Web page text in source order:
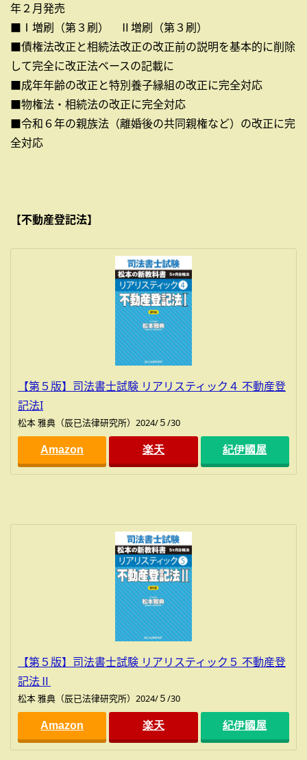
年２月発売
■Ⅰ増刷（第３刷） Ⅱ増刷（第３刷）
■債権法改正と相続法改正の改正前の説明を基本的に削除
して完全に改正法ベースの記載に
■成年年齢の改正と特別養子縁組の改正に完全対応
■物権法・相続法の改正に完全対応
■令和６年の親族法（離婚後の共同親権など）の改正に完
全対応
【不動産登記法】
【第５版】司法書士試験 リアリスティック４ 不動産登
記法I
松本 雅典（辰已法律研究所）2024/５/30
Amazon 楽天 紀伊國屋
【第５版】司法書士試験 リアリスティック５ 不動産登
記法Ⅱ
松本 雅典（辰已法律研究所）2024/５/30
Amazon 楽天 紀伊國屋